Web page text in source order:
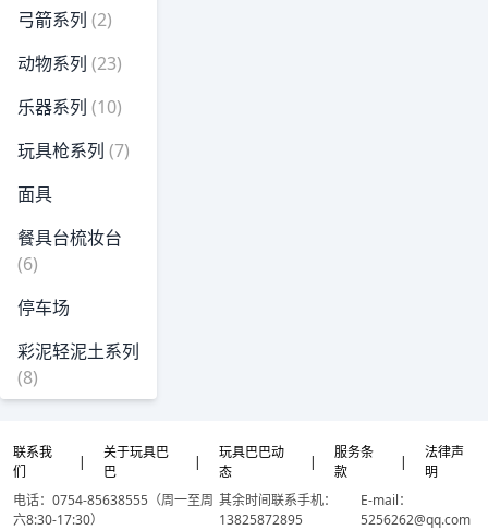
弓箭系列 (2)
动物系列 (23)
乐器系列 (10)
玩具枪系列 (7)
面具
餐具台梳妆台
(6)
停车场
彩泥轻泥土系列
(8)
联系我
们
|
关于玩具巴
巴
|
玩具巴巴动
态
|
服务条
款
|
法律声
明
电话：0754-85638555（周一至周
六8:30-17:30）
其余时间联系手机：
13825872895
E-mail：
5256262@qq.com